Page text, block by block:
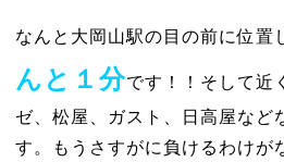
なんと大岡山駅の目の前に位置
んと１分です！！そして近
ゼ、松屋、ガスト、日高屋など
す。もうさすがに負けるわけが